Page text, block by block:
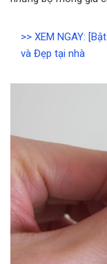
>> XEM NGAY:
và Đẹp tại nhà